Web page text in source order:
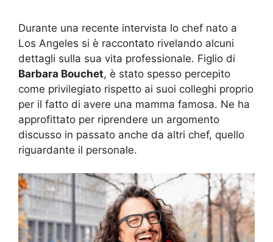
Durante una recente intervista lo chef nato a
Los Angeles si è raccontato rivelando alcuni
dettagli sulla sua vita professionale. Figlio di
Barbara Bouchet, è stato spesso percepito
come privilegiato rispetto ai suoi colleghi proprio
per il fatto di avere una mamma famosa. Ne ha
approfittato per riprendere un argomento
discusso in passato anche da altri chef, quello
riguardante il personale.